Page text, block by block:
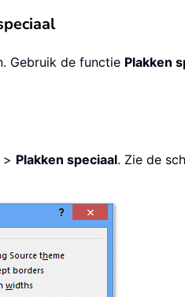
Gebruik de functie Plakken
> Plakken speciaal. Zie de